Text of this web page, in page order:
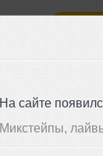
На сайте
Микстейпы,